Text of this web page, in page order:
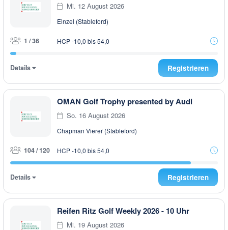
Mi. 12 August 2026
Einzel (Stableford)
1 / 36 HCP -10,0 bis 54,0
Details Registrieren
OMAN Golf Trophy presented by Audi
So. 16 August 2026
Chapman Vierer (Stableford)
104 / 120 HCP -10,0 bis 54,0
Details Registrieren
Reifen Ritz Golf Weekly 2026 - 10 Uhr
Mi. 19 August 2026